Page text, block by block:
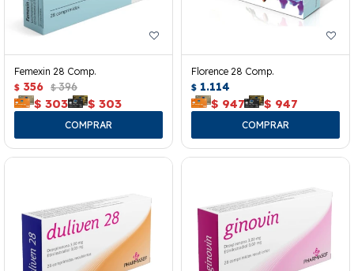
Femexin 28 Comp.
$ 356 $ 396
$ 303 $ 303
Florence 28 Comp.
$ 1.114
$ 947 $ 947